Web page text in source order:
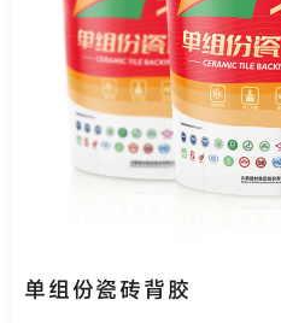
单组份瓷砖背胶